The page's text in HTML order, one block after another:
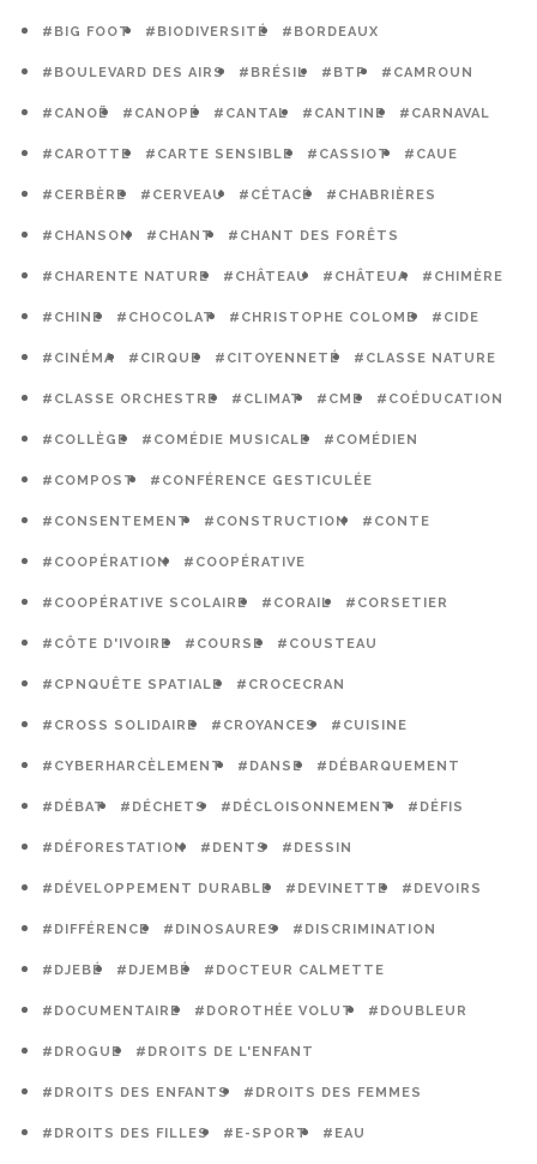
#BIG FOOT #BIODIVERSITÉ #BORDEAUX
#BOULEVARD DES AIRS #BRÉSIL #BTP #CAMROUN
#CANOË #CANOPÉ #CANTAL #CANTINE #CARNAVAL
#CAROTTE #CARTE SENSIBLE #CASSIOT #CAUE
#CERBÈRE #CERVEAU #CÉTACÉ #CHABRIÈRES
#CHANSON #CHANT #CHANT DES FORÊTS
#CHARENTE NATURE #CHÂTEAU #CHÂTEUA #CHIMÈRE
#CHINE #CHOCOLAT #CHRISTOPHE COLOMB #CIDE
#CINÉMA #CIRQUE #CITOYENNETÉ #CLASSE NATURE
#CLASSE ORCHESTRE #CLIMAT #CME #COÉDUCATION
#COLLÈGE #COMÉDIE MUSICALE #COMÉDIEN
#COMPOST #CONFÉRENCE GESTICULÉE
#CONSENTEMENT #CONSTRUCTION #CONTE
#COOPÉRATION #COOPÉRATIVE
#COOPÉRATIVE SCOLAIRE #CORAIL #CORSETIER
#CÔTE D'IVOIRE #COURSE #COUSTEAU
#CPNQUÊTE SPATIALE #CROCECRAN
#CROSS SOLIDAIRE #CROYANCES #CUISINE
#CYBERHARCÈLEMENT #DANSE #DÉBARQUEMENT
#DÉBAT #DÉCHETS #DÉCLOISONNEMENT #DÉFIS
#DÉFORESTATION #DENTS #DESSIN
#DÉVELOPPEMENT DURABLE #DEVINETTE #DEVOIRS
#DIFFÉRENCE #DINOSAURES #DISCRIMINATION
#DJEBÉ #DJEMBÉ #DOCTEUR CALMETTE
#DOCUMENTAIRE #DOROTHÉE VOLUT #DOUBLEUR
#DROGUE #DROITS DE L'ENFANT
#DROITS DES ENFANTS #DROITS DES FEMMES
#DROITS DES FILLES #E-SPORT #EAU